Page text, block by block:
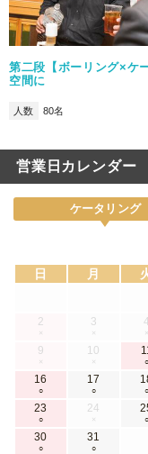
第二段【ボーリング×ケ
空間に
人数 80名
営業日カレンダー
ケータリング
日 月
2
×
3
×
4
×
9
×
10
× ○
16
○
17
○ ○
23
○
24
× ○
30
○
31
○